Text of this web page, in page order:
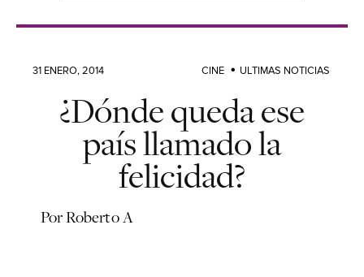
31 ENERO, 2014 CINE ULTIMAS NOTICIAS
¿Dónde queda ese
país llamado la
felicidad?
Por Roberto A